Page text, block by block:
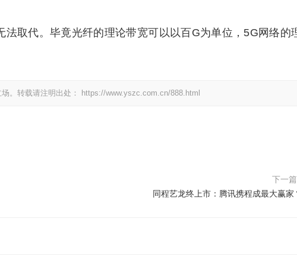
法取代。毕竟光纤的理论带宽可以以百G为单位，5G网络的
。转载请注明出处： https://www.yszc.com.cn/888.html
下一篇
同程艺龙终上市：腾讯携程成最大赢家